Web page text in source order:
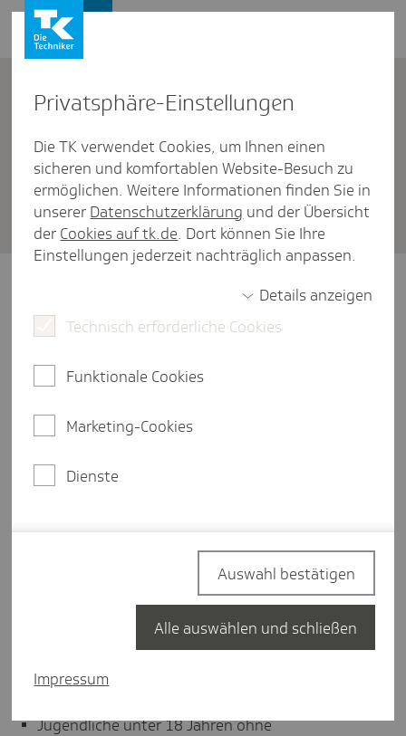
Kontakt
Wer hat keinen Anspruch auf
den gesetz­li­chen Mindest­lohn?
Firmenkunden / Mindestlohn
Grundsätzlich haben alle Beschäftigten
Anspruch auf den gesetzlichen Mindestlohn.
Es gibt jedoch Ausnahmen - etwa für
Personen in freiwilligen Diensten.
Der gesetzliche Mindestlohn gilt in der Regel für alle,
Sie gelten rechtlich nicht als
Mindestlohngesetzes
Ausgenommen vom Anspruch auf den gesetzlichen
Mindestlohn sind:
Jugendliche unter 18 Jahren ohne
Privat­sphäre-Einstel­lungen
Die TK verwendet Cookies, um Ihnen einen
sicheren und komfortablen Website-Besuch zu
ermöglichen. Weitere Informationen finden Sie in
unserer Datenschutzerklärung und der Übersicht
der Cookies auf tk.de. Dort können Sie Ihre
Einstellungen jederzeit nachträglich anpassen.
Details anzeigen
Technisch erforderliche Cookies
Funktionale Cookies
Marketing-Cookies
Dienste
Impressum
Auswahl bestätigen
Alle auswählen und schließen